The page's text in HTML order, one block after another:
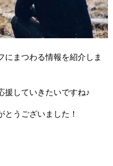
にまつわる情報を紹介しま
援していきたいですね♪
うございました！